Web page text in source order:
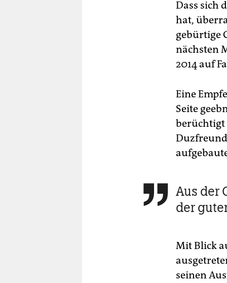
Dass sich
hat,
gebürtige
nächsten
2014 auf
Eine
Seite
berüchtigt
 Aus der
der
Mit Blick
seinen